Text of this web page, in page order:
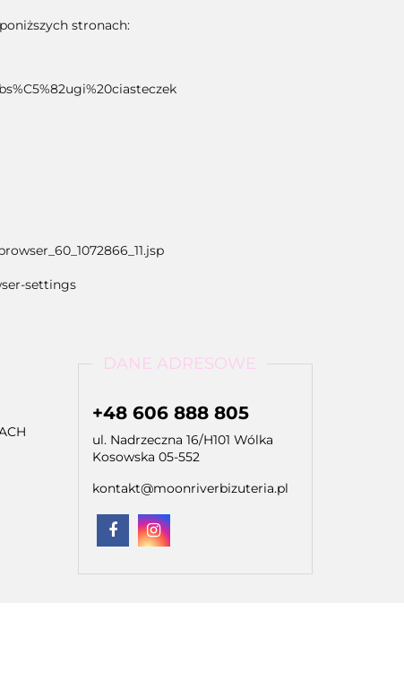
stronach:
settings
DANE ADRESOWE
+48 606 888 805
ul. Nadrzeczna 16/H101 Wólka
Kosowska 05-552
kontakt@moonriverbizuteria.pl